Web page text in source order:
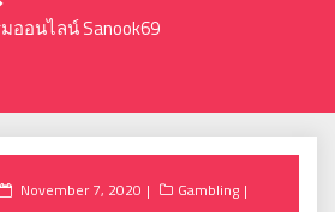
ออนไลน์ Sanook69
Posted
November 7, 2020
Gambling